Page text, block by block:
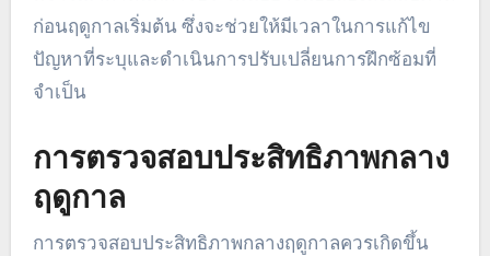
จำเป็น
กำหนดการประเมินก่อนฤดูกาล
การประเมินก่อนฤดูกาลมักจะเกิดขึ้นในสัปดาห์ที่นำไป
การประเมินความฟิตของผู้เล่น ระดับทักษะ และ
พลศาสตร์ของทีม โค้ชควรทำการทดสอบความฟิต